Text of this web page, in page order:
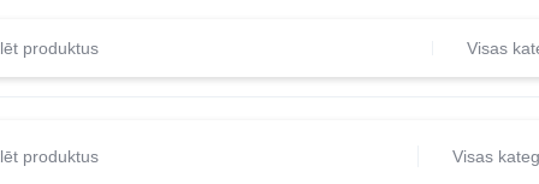
Visas
Visas